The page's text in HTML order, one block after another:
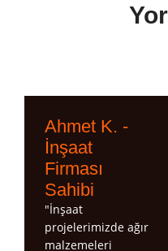
Ahmet K. -
İnşaat
Firması
Sahibi
"İnşaat
projelerimizde ağır
malzemeleri